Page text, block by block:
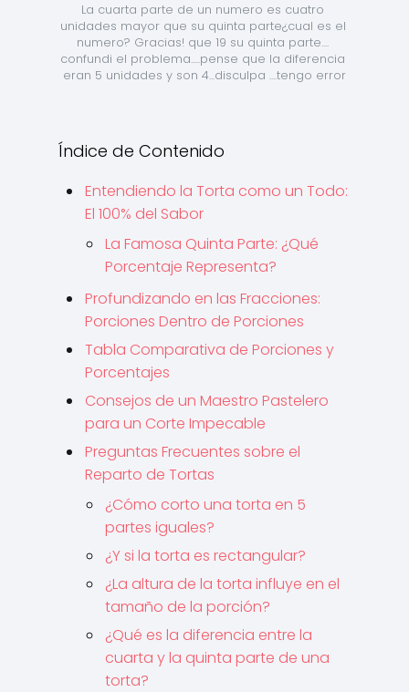
La cuarta parte de un numero es cuatro
unidades mayor que su quinta parte¿cual es el
numero? Gracias! que 19 su quinta parte....
confundi el problema.....pense que la diferencia
eran 5 unidades y son 4...disculpa ....tengo error
Índice de Contenido
Entendiendo la Torta como un Todo:
El 100% del Sabor
La Famosa Quinta Parte: ¿Qué
Porcentaje Representa?
Profundizando en las Fracciones:
Porciones Dentro de Porciones
Tabla Comparativa de Porciones y
Porcentajes
Consejos de un Maestro Pastelero
para un Corte Impecable
Preguntas Frecuentes sobre el
Reparto de Tortas
¿Cómo corto una torta en 5
partes iguales?
¿Y si la torta es rectangular?
¿La altura de la torta influye en el
tamaño de la porción?
¿Qué es la diferencia entre la
cuarta y la quinta parte de una
torta?